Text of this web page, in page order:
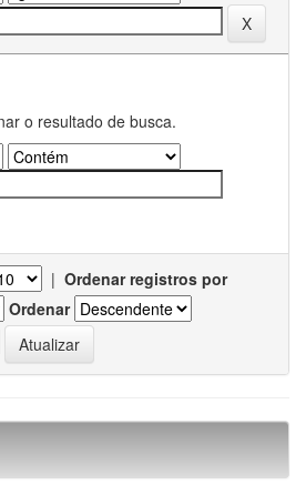
o resultado de busca.
| Ordenar registros por
Ordenar